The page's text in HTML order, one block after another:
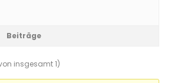
Beiträge
insgesamt 1)